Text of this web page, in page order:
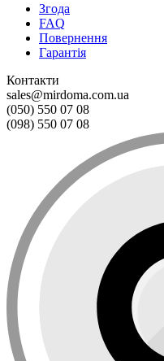
Згода
FAQ
Повернення
Гарантія
Контакти
sales@mirdoma.com.ua
(050) 550 07 08
(098) 550 07 08